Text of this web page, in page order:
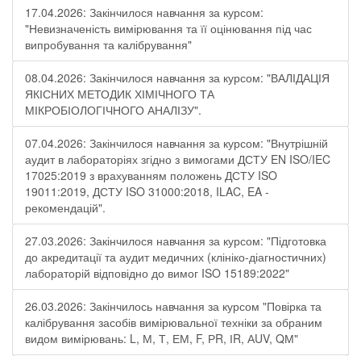
17.04.2026: Закінчилося навчання за курсом:
"Невизначеність вимірювання та її оцінювання під час
випробування та калібрування"
08.04.2026: Закінчилося навчання за курсом: "ВАЛІДАЦІЯ
ЯКІСНИХ МЕТОДИК ХІМІЧНОГО ТА
МІКРОБІОЛОГІЧНОГО АНАЛІЗУ".
07.04.2026: Закінчилося навчання за курсом: "Внутрішній
аудит в лабораторіях згідно з вимогами ДСТУ EN ISO/IEC
17025:2019 з врахуванням положень ДСТУ ISO
19011:2019, ДСТУ ISO 31000:2018, ILAC, EA -
рекомендацій".
27.03.2026: Закінчилося навчання за курсом: "Підготовка
до акредитації та аудит медичних (клініко-діагностичних)
лабораторій відповідно до вимог ISO 15189:2022"
26.03.2026: Закінчилось навчання за курсом "Повірка та
калібрування засобів вимірювальної техніки за обраним
видом вимірювань: L, М, Т, ЕМ, F, РR, ІR, АUV, QМ"